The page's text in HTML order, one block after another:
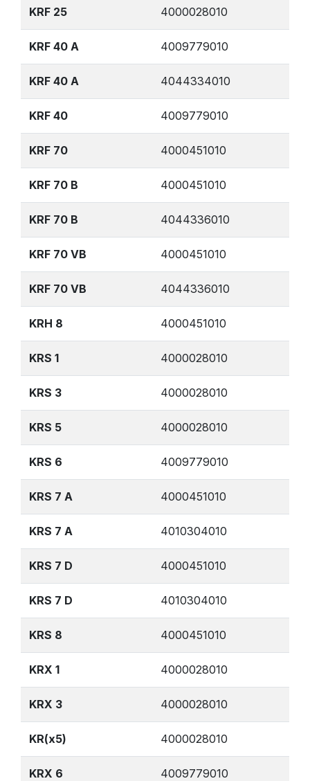
KRF 25 4000028010
KRF 40 A 4009779010
KRF 40 A 4044334010
KRF 40 4009779010
KRF 70 4000451010
KRF 70 B 4000451010
KRF 70 B 4044336010
KRF 70 VB 4000451010
KRF 70 VB 4044336010
KRH 8 4000451010
KRS 1 4000028010
KRS 3 4000028010
KRS 5 4000028010
KRS 6 4009779010
KRS 7 A 4000451010
KRS 7 A 4010304010
KRS 7 D 4000451010
KRS 7 D 4010304010
KRS 8 4000451010
KRX 1 4000028010
KRX 3 4000028010
KR(x5) 4000028010
KRX 6 4009779010